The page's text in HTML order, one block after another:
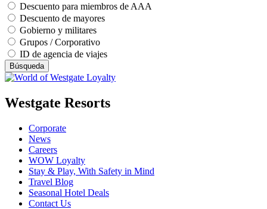
Descuento para miembros de AAA
Descuento de mayores
Gobierno y militares
Grupos / Corporativo
ID de agencia de viajes
Búsqueda
Westgate Resorts
Corporate
News
Careers
WOW Loyalty
Stay & Play, With Safety in Mind
Travel Blog
Seasonal Hotel Deals
Contact Us